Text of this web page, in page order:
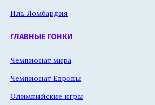
Иль Ломбардия
ГЛАВНЫЕ ГОНКИ
Чемпионат мира
Чемпионат Европы
Олимпийские игры